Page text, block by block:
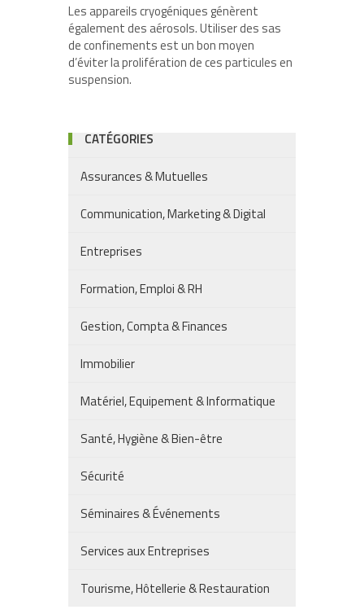
Les appareils cryogéniques génèrent
également des aérosols. Utiliser des sas
de confinements est un bon moyen
d’éviter la prolifération de ces particules en
suspension.
CATÉGORIES
Assurances & Mutuelles
Communication, Marketing & Digital
Entreprises
Formation, Emploi & RH
Gestion, Compta & Finances
Immobilier
Matériel, Equipement & Informatique
Santé, Hygiène & Bien-être
Sécurité
Séminaires & Événements
Services aux Entreprises
Tourisme, Hôtellerie & Restauration